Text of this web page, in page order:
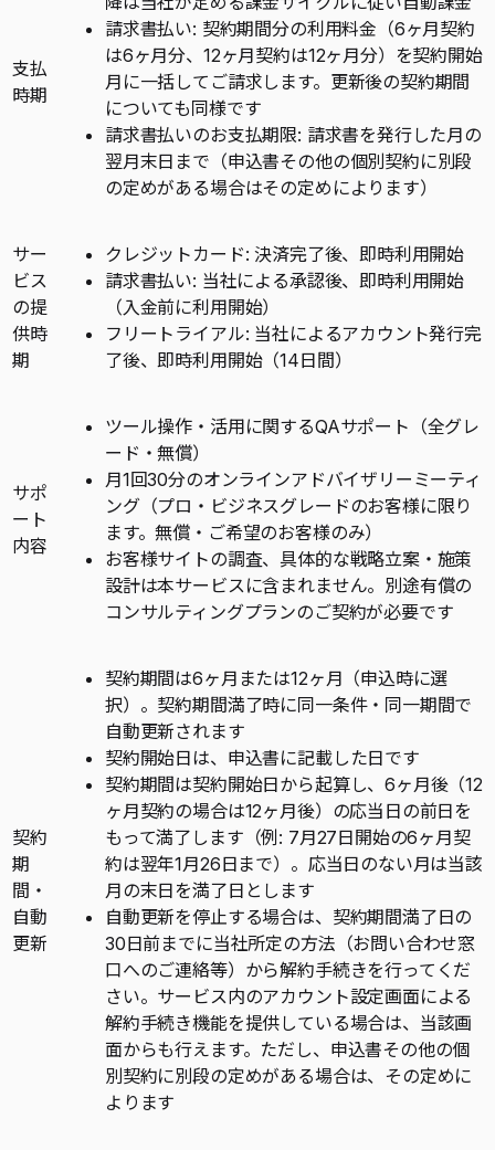
支払
時期
請求書払い: 契約期間分の利用料金（6ヶ月契約
は6ヶ月分、12ヶ月契約は12ヶ月分）を契約開始
月に一括してご請求します。更新後の契約期間
についても同様です
請求書払いのお支払期限: 請求書を発行した月の
翌月末日まで（申込書その他の個別契約に別段
の定めがある場合はその定めによります）
サー
ビス
の提
供時
期
クレジットカード: 決済完了後、即時利用開始
請求書払い: 当社による承認後、即時利用開始
（入金前に利用開始）
フリートライアル: 当社によるアカウント発行完
了後、即時利用開始（14日間）
サポ
ート
内容
ツール操作・活用に関するQAサポート（全グレ
ード・無償）
月1回30分のオンラインアドバイザリーミーティ
ング（プロ・ビジネスグレードのお客様に限り
ます。無償・ご希望のお客様のみ）
お客様サイトの調査、具体的な戦略立案・施策
設計は本サービスに含まれません。別途有償の
コンサルティングプランのご契約が必要です
契約
期
間・
自動
更新
契約期間は6ヶ月または12ヶ月（申込時に選
択）。契約期間満了時に同一条件・同一期間で
自動更新されます
契約開始日は、申込書に記載した日です
契約期間は契約開始日から起算し、6ヶ月後（12
ヶ月契約の場合は12ヶ月後）の応当日の前日を
もって満了します（例: 7月27日開始の6ヶ月契
約は翌年1月26日まで）。応当日のない月は当該
月の末日を満了日とします
自動更新を停止する場合は、契約期間満了日の
30日前までに当社所定の方法（お問い合わせ窓
口へのご連絡等）から解約手続きを行ってくだ
さい。サービス内のアカウント設定画面による
解約手続き機能を提供している場合は、当該画
面からも行えます。ただし、申込書その他の個
別契約に別段の定めがある場合は、その定めに
よります